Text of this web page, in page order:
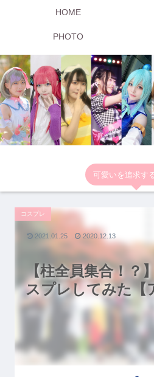
可愛いを追求す
HOME
PHOTO
【柱全員集合！？
スプレしてみた【
コスプレ
2021.01.25 2020.12.13